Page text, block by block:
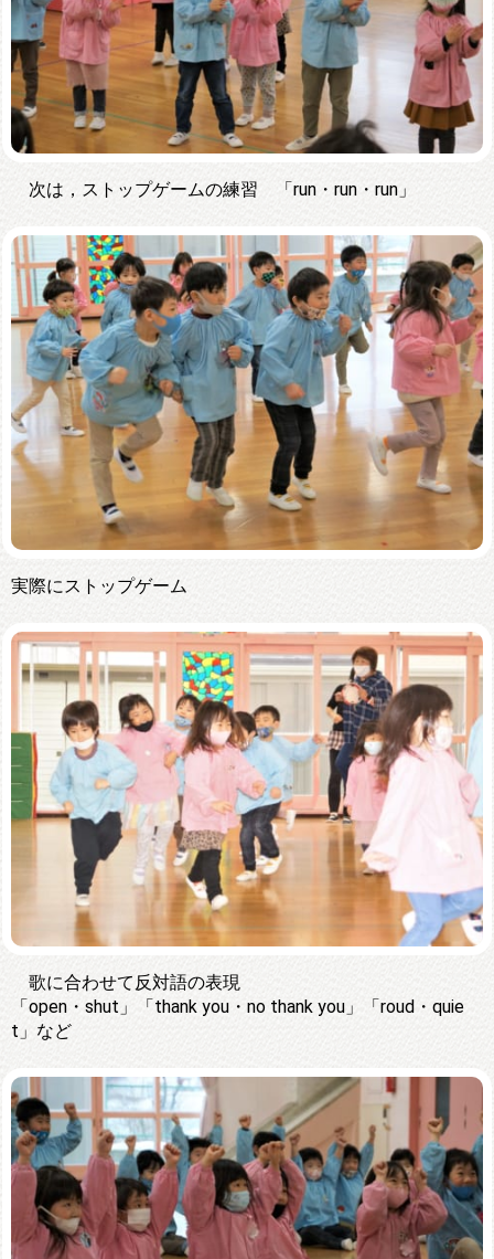
次は，ストップゲームの練習 「run・run・run」
実際にストップゲーム
歌に合わせて反対語の表現
「open・shut」「thank you・no thank you」「roud・quie
t」など